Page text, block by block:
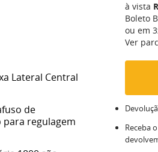
Lateral Central
de
regulagem
à vista
Boleto
ou em
Ver
Receba